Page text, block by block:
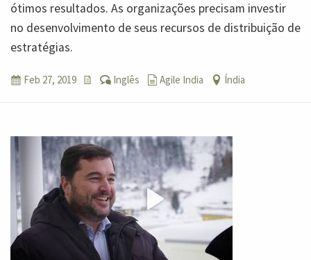
ótimos resultados. As organizações precisam investir
no desenvolvimento de seus recursos de distribuição de
estratégias.
Feb 27, 2019 Inglês Agile India Índia